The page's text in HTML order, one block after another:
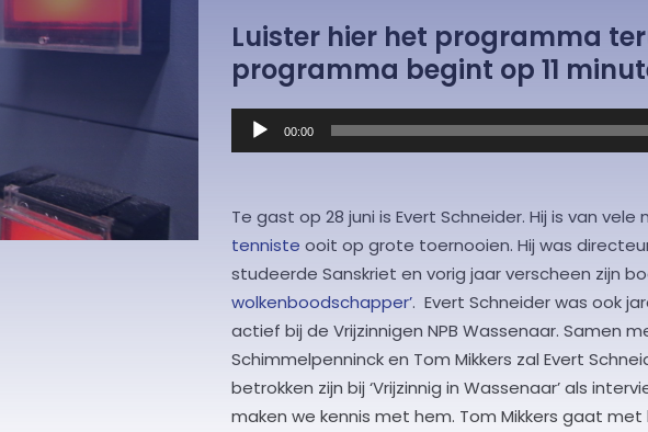
Luister hier het programma
programma begint op 11
Audiospeler
00:00
Te gast op 28 juni is Evert Schneider. Hij is van vele
tenniste ooit op grote toernooien. Hij was directeur
studeerde Sanskriet en vorig jaar verscheen zijn
wolkenboodschapper’. Evert Schneider was ook
actief bij de Vrijzinnigen NPB Wassenaar. Samen
Schimmelpenninck en Tom Mikkers zal Evert
betrokken zijn bij ‘Vrijzinnig in Wassenaar’ als
maken we kennis met hem. Tom Mikkers gaat met